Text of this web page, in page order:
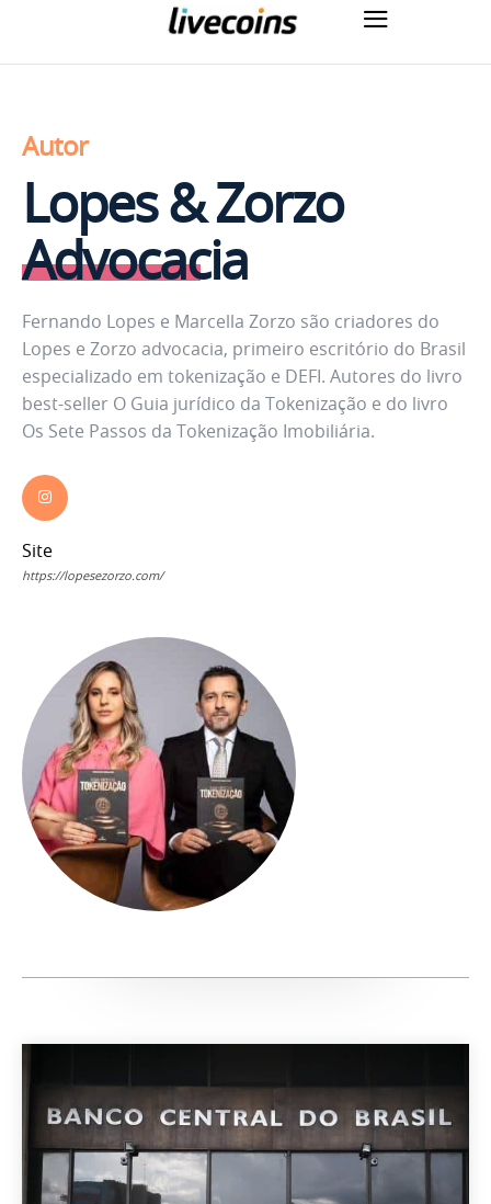
Autor
Lopes & Zorzo
Advocacia
Fernando Lopes e Marcella Zorzo são criadores do
Lopes e Zorzo advocacia, primeiro escritório do Brasil
especializado em tokenização e DEFI. Autores do livro
best-seller O Guia jurídico da Tokenização e do livro
Os Sete Passos da Tokenização Imobiliária.
Site
https://lopesezorzo.com/